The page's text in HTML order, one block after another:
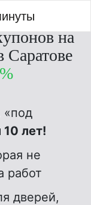
на
Саратове
«под
10 лет!
не
работ
дверей,